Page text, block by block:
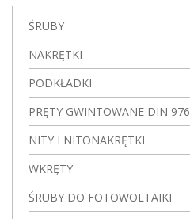
ŚRUBY
NAKRĘTKI
PODKŁADKI
PRĘTY GWINTOWANE DIN 976
NITY I NITONAKRĘTKI
WKRĘTY
ŚRUBY DO FOTOWOLTAIKI